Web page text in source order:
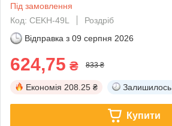
Під замовлення
Код: CEKH-49L
Роздріб
Відправка з 09 серпня 2026
624,75 ₴ 833 ₴
Економія 208.25 ₴ Залишилось
Купити